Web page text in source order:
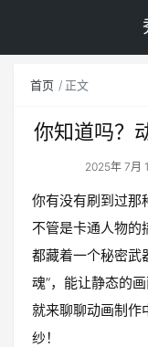
首页 正文
你知道吗？
2025年 7月
你有没有刷到过那
不管是卡通人物的
都藏着一个秘密
魂”，能让静态的
就来聊聊动画制作
纱！